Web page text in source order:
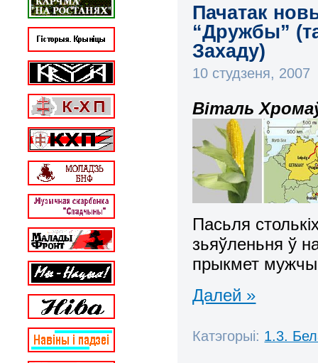
Пачатак
“Дружбы”
Захаду)
10 студзеня, 2007
Віталь
Пасьля
зьяўленьня ў
прыкмет
Далей »
Катэгорыі: 1.3.